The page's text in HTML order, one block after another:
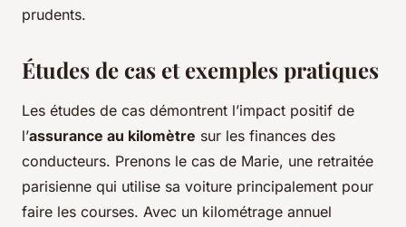
prudents.
Études de cas et exemples pratiques
Les études de cas démontrent l’impact positif de
l’assurance au kilomètre sur les finances des
conducteurs. Prenons le cas de Marie, une retraitée
parisienne qui utilise sa voiture principalement pour
faire les courses. Avec un kilométrage annuel